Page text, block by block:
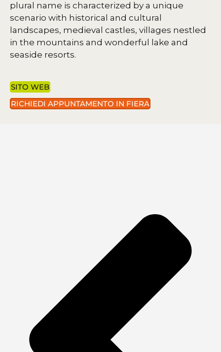
plural name is characterized by a unique
scenario with historical and cultural
landscapes, medieval castles, villages nestled
in the mountains and wonderful lake and
seaside resorts.
SITO WEB
RICHIEDI APPUNTAMENTO IN FIERA